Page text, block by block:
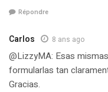
Répondre
Carlos 8 ans ago
@LizzyMA: Esas
formularlas tan
Gracias.